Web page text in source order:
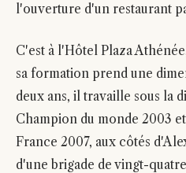
l'ouverture d'un restaurant
C'est à l'Hôtel Plaza
sa formation prend une
deux ans, il travaille sous la
Champion du monde 2003
France 2007, aux côtés
d'une brigade de vingt-